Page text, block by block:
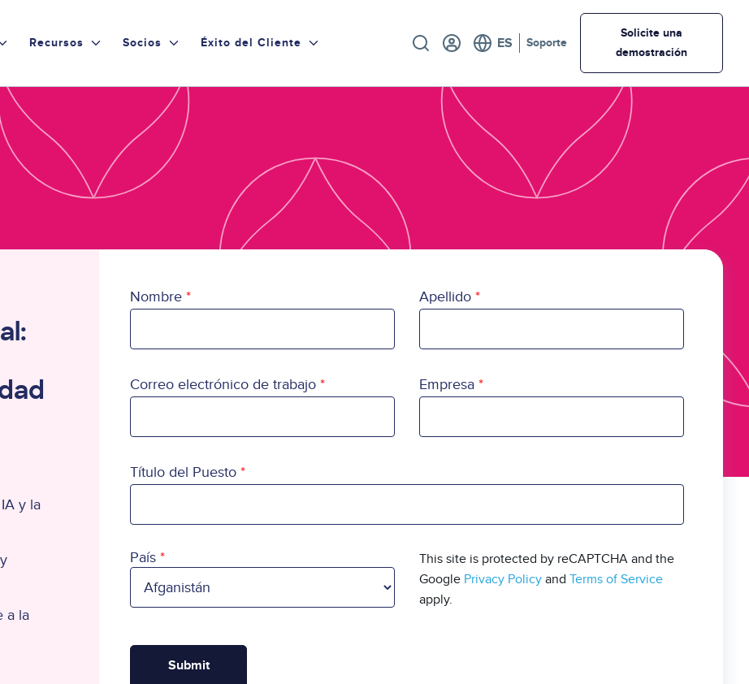
Recursos Socios Éxito del Cliente UtilitySoporte
Solicite una
demostración
y la
a la
Nombre Apellido
Correo electrónico de trabajo Empresa
Título del Puesto
País
País
This site is protected by reCAPTCHA and the
Google Privacy Policy andTerms of Service
apply.